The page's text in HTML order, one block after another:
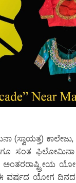
(ಸ್ವಾಯತ್ತ)
ಸಂತ
ಯೋಗ ದಿನದ